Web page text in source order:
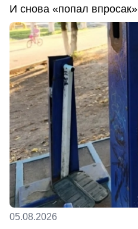
И снова «попал впросак»
05.08.2026